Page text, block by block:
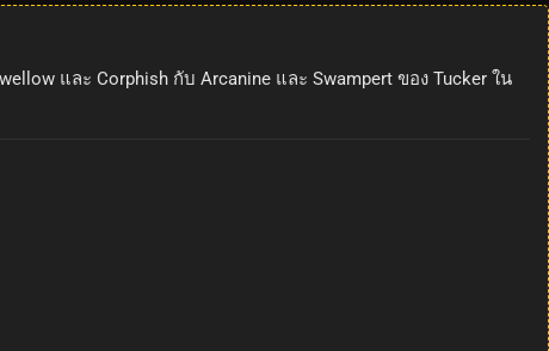
และ Corphish กับ Arcanine และ Swampert ของ Tucker ใน